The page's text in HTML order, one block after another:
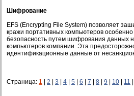
Шифрование
EFS (Encrypting File System) позволяет
кражи портативных компьютеров
безопасность путем шифрования данных
компьютеров компании. Эта
идентификационные данные от
Страница: 1 2 3 4 5 6 7 8 9 10 11